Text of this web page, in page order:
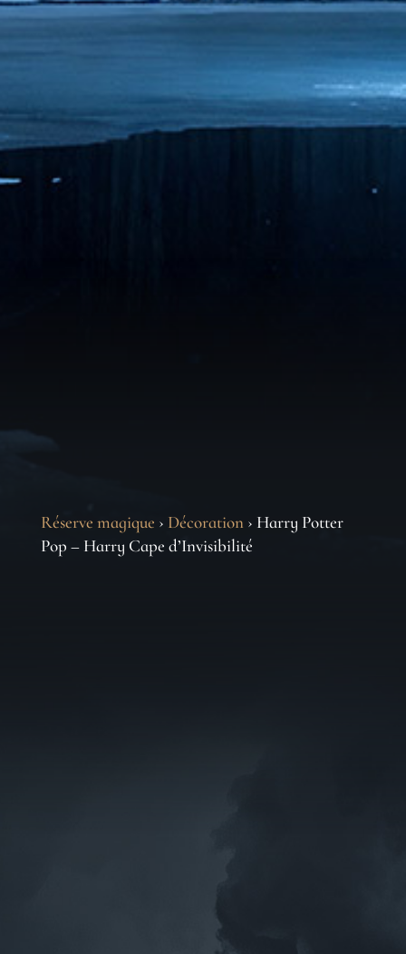
Réserve magique › Décoration› Harry Potter
Pop – Harry Cape d’Invisibilité